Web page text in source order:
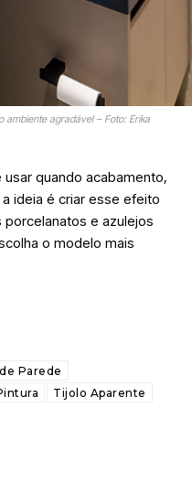
ambiente agradável – Foto: Erika
quando acabamento,
ideia é criar esse efeito
e azulejos
o modelo mais
Parede
Tijolo Aparente